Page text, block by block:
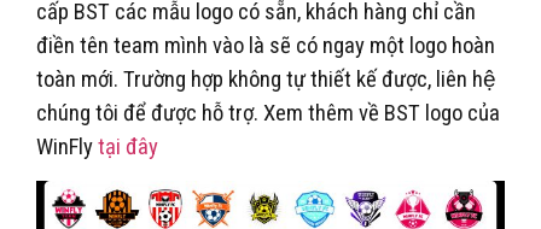
cấp BST các mẫu logo có sẵn, khách hàng chỉ cần
điền tên team mình vào là sẽ có ngay một logo hoàn
toàn mới. Trường hợp không tự thiết kế được, liên hệ
chúng tôi để được hỗ trợ. Xem thêm về BST logo của
WinFlytại đây